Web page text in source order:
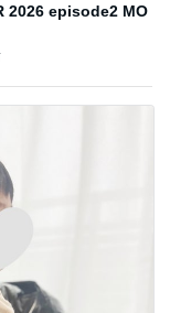
2026 episode2 MO